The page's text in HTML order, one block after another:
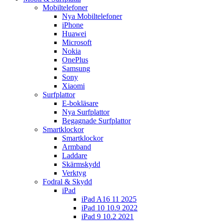
Mobiltelefoner
Nya Mobiltelefoner
iPhone
Huawei
Microsoft
Nokia
OnePlus
Samsung
Sony
Xiaomi
Surfplattor
E-bokläsare
Nya Surfplattor
Begagnade Surfplattor
Smartklockor
Smartklockor
Armband
Laddare
Skärmskydd
Verktyg
Fodral & Skydd
iPad
iPad A16 11 2025
iPad 10 10.9 2022
iPad 9 10.2 2021